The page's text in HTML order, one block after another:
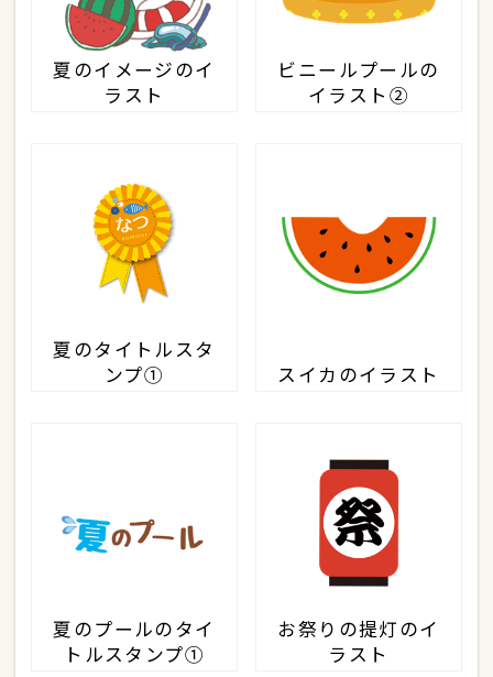
夏のイメージのイ
ラスト
ビニールプールの
イラスト②
夏のタイトルスタ
ンプ①
スイカのイラスト
夏のプールのタイ
トルスタンプ①
お祭りの提灯のイ
ラスト